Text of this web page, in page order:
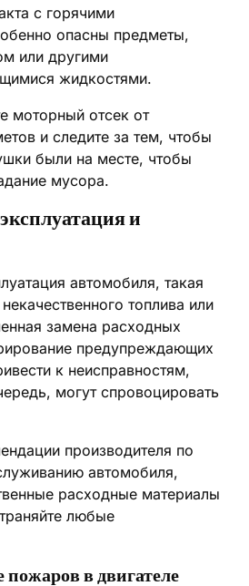
с горячими
опасны предметы,
или другими
жидкостями.
моторный отсек от
и следите за тем, чтобы
были на месте, чтобы
мусора.
и
автомобиля, такая
топлива или
замена расходных
предупреждающих
к неисправностям,
могут спровоцировать
производителя по
автомобиля,
расходные материалы
любые
в двигателе